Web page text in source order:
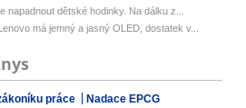
napadnout dětské hodinky. Na dálku z...
má jemný a jasný OLED, dostatek v...
práce Nadace EPCG